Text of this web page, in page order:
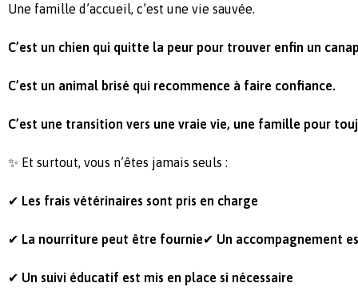
Une famille d’accueil, c’est une vie sauvée.
C’est un chien qui quitte la peur pour trouver enfin un
C’est un animal brisé qui recommence à faire confiance.
C’est une transition vers une vraie vie, une famille pour
✨ Et surtout, vous n’êtes jamais seuls :
✔ Les frais vétérinaires sont pris en charge
✔ La nourriture peut être fournie✔ Un accompagnement
✔ Un suivi éducatif est mis en place si nécessaire